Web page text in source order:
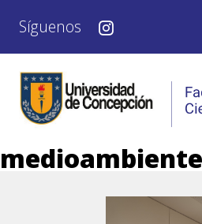
Síguenos